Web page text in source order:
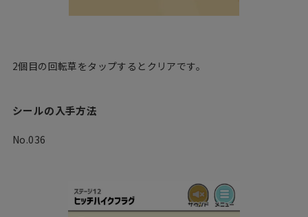
2個目の回転草をタップするとクリアです。
シールの入手方法
No.036